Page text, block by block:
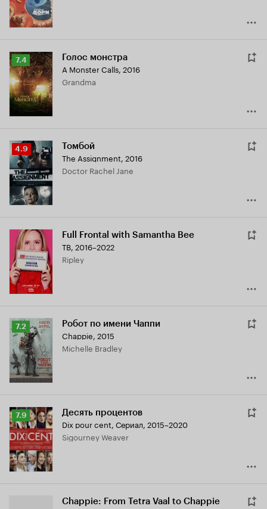
Рейтинг
Кинопоиска
7.4
7.4 Голос монстра
A Monster Calls, 2016
Grandma
Рейтинг
Кинопоиска
4.9
4.9 Томбой
The Assignment, 2016
Doctor Rachel Jane
Full Frontal with Samantha Bee
ТВ, 2016–2022
Ripley
Рейтинг
Кинопоиска
7.2
7.2 Робот по имени Чаппи
Chappie, 2015
Michelle Bradley
Рейтинг
Кинопоиска
7.9
7.9 Десять процентов
Dix pour cent, Сериал, 2015–2020
Sigourney Weaver
Chappie: From Tetra Vaal to Chappie